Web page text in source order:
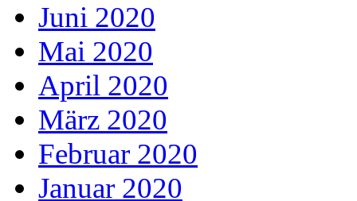
Juni 2020
Mai 2020
April 2020
März 2020
Februar 2020
Januar 2020